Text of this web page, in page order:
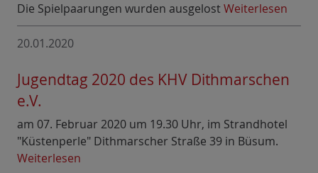
Die Spielpaarungen wurden ausgelostWeiterlesen
20.01.2020
Jugendtag 2020 des KHV Dithmarschen
e.V.
am 07. Februar 2020 um 19.30 Uhr, im Strandhotel
"Küstenperle" Dithmarscher Straße 39 in Büsum.
Weiterlesen